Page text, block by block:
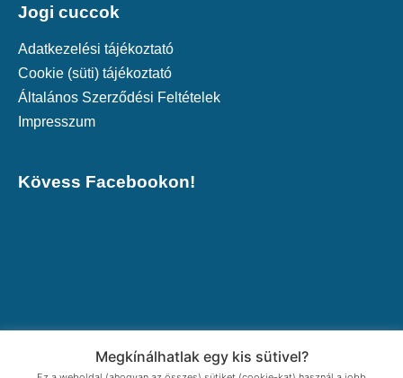
Jogi cuccok
Adatkezelési tájékoztató
Cookie (süti) tájékoztató
Általános Szerződési Feltételek
Impresszum
Kövess Facebookon!
Megkínálhatlak egy kis sütivel?